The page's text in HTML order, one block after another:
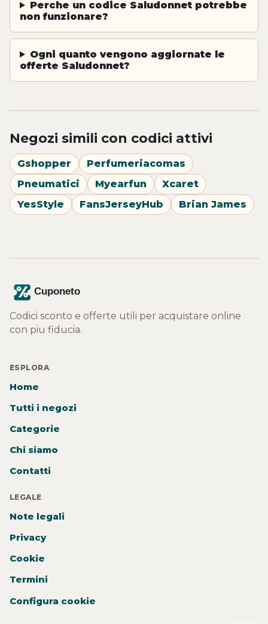
Perche un codice Saludonnet potrebbe
non funzionare?
Ogni quanto vengono aggiornate le
offerte Saludonnet?
Negozi simili con codici attivi
Gshopper
Perfumeriacomas
Pneumatici
Myearfun
Xcaret
YesStyle
FansJerseyHub Brian James
Codici sconto e offerte utili per acquistare online
con piu fiducia.
ESPLORA
Home
Tutti i negozi
Categorie
Chi siamo
Contatti
LEGALE
Note legali
Privacy
Cookie
Termini
Configura cookie